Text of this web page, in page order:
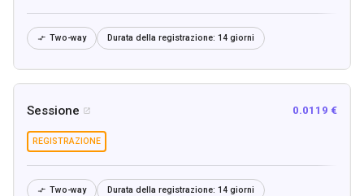
 Two-way Durata della registrazione: 14 giorni
Sessione  0.0119 €
REGISTRAZIONE
 Two-way Durata della registrazione: 14 giorni